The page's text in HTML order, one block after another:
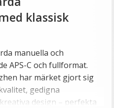
klassisk
manuella och
APS-C och fullformat.
har märket gjort sig
gedigna
design – perfekta